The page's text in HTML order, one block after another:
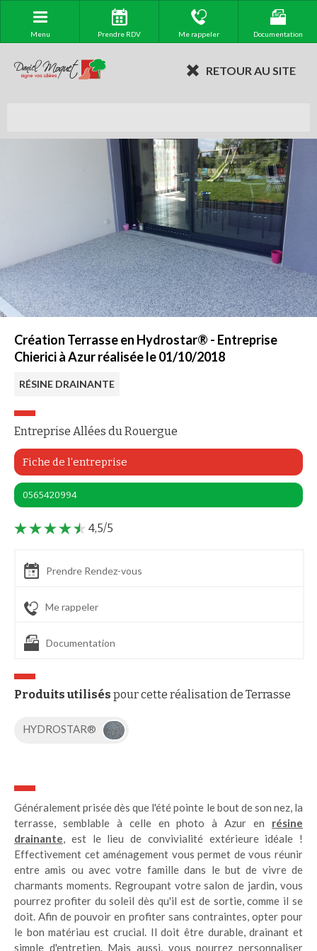
Menu Prendre RDV Me rappeler Documentation
RETOUR AU SITE
Création Terrasse en Hydrostar® - Entreprise
Chierici à Azur réalisée le 01/10/2018
RÉSINE DRAINANTE
Entreprise Allées du Rouergue
Fiche de l'entreprise
0565420994
4,5/5
Prendre Rendez-vous
Me rappeler
Documentation
Produits utilisés pour cette réalisation de Terrasse
HYDROSTAR®
Généralement prisée dès que l'été pointe le bout de son nez, la
terrasse, semblable à celle en photo à Azur en résine
drainante , est le lieu de convivialité extérieure idéale !
Effectivement cet aménagement vous permet de vous réunir
entre amis ou avec votre famille dans le but de vivre de
charmants moments. Regroupant votre salon de jardin, vous
pourrez profiter du soleil dès qu'il est de sortie, comme il se
doit. Afin de pouvoir en profiter sans contraintes, opter pour
le bon matériau est crucial. Il doit être durable, drainant et
simple d'entretien. Mais aussi, vous pourrez personnaliser